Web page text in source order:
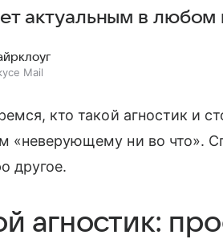
актуальным в любом
Mail
кто такой агностик и
«неверующему ни во что».
другое.
агностик: